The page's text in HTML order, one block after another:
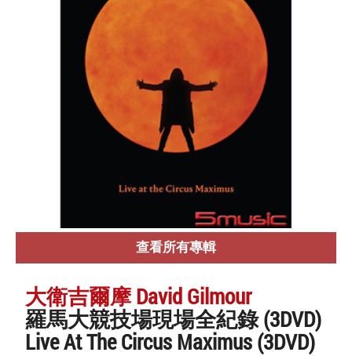
查看所有專輯
大衛吉爾摩 David Gilmour
羅馬大競技場現場全紀錄 (3DVD)
Live At The Circus Maximus (3DVD)